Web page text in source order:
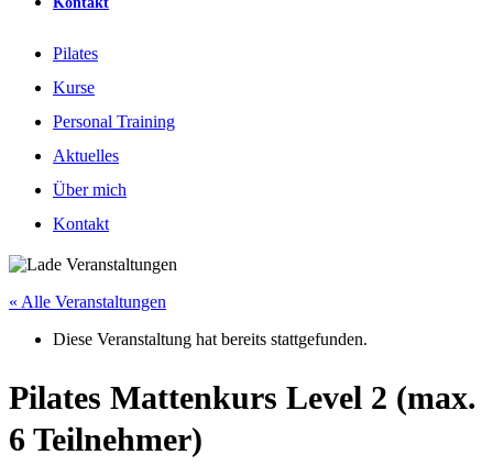
Pilates
Kurse
Personal Training
Aktuelles
Über mich
Kontakt
« Alle Veranstaltungen
Diese Veranstaltung hat bereits stattgefunden.
Pilates Mattenkurs Level 2 (max.
6 Teilnehmer)